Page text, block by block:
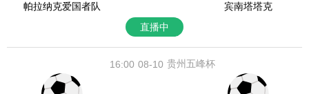
帕拉纳克爱国者队
宾南塔塔克
直播中
08-10
16:00 贵州五峰杯